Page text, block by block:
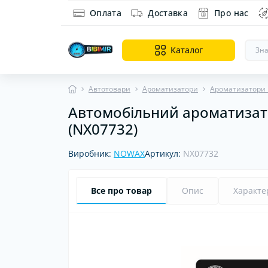
Оплата Доставка Про нас
Каталог
Автотовари Ароматизатори
Автомобільний
(NX07732)
Виробник: NOWAXАртикул: NX07732
Все про товар Опис